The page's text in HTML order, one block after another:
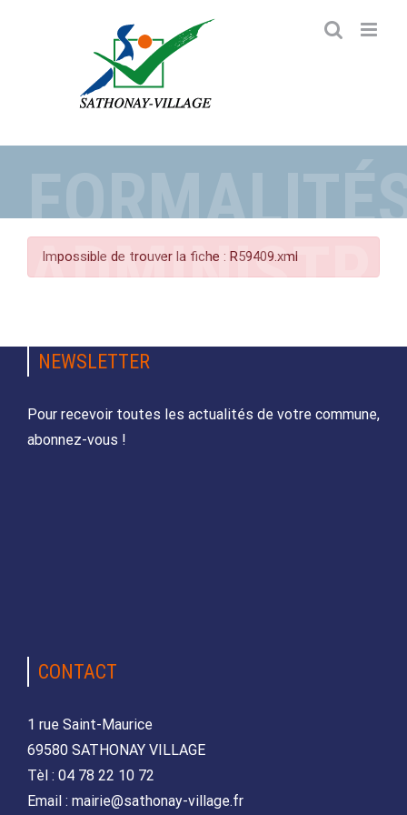
Impossible de trouver la fiche : R59409.xml
NEWSLETTER
Pour recevoir toutes les actualités de votre commune,
abonnez-vous !
CONTACT
1 rue Saint-Maurice
69580 SATHONAY VILLAGE
Tèl : 04 78 22 10 72
Email : mairie@sathonay-village.fr